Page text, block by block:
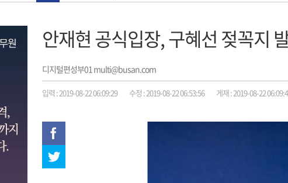
안재현 공식입장, 구혜선 젖꼭지
디지털편성부01 multi@busan.com
입력 : 2019-08-22 06:09:29 수정 : 2019-08-22 06:53:56 게재 : 2019-08-22